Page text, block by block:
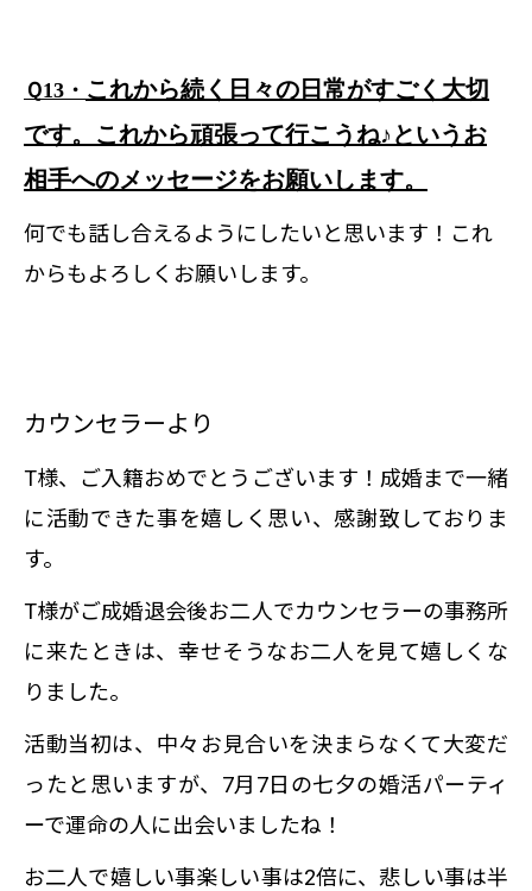
Ｑ13・ これから続く日々の日常がすごく大切
です。これから頑張って行こうね♪というお
相手へのメッセージをお願いします。
何でも話し合えるようにしたいと思います！これ
からもよろしくお願いします。
カウンセラーより
T様、ご入籍おめでとうございます！成婚まで一緒
に活動できた事を嬉しく思い、感謝致しておりま
す。
T様がご成婚退会後お二人でカウンセラーの事務所
に来たときは、幸せそうなお二人を見て嬉しくな
りました。
活動当初は、中々お見合いを決まらなくて大変だ
ったと思いますが、7月7日の七夕の婚活パーティ
ーで運命の人に出会いましたね！
お二人で嬉しい事楽しい事は2倍に、悲しい事は半